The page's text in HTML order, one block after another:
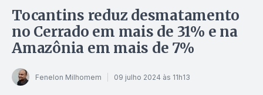
Tocantins reduz desmatamento
no Cerrado em mais de 31% e na
Amazônia em mais de 7%
Fenelon Milhomem 09 julho 2024 às 11h13